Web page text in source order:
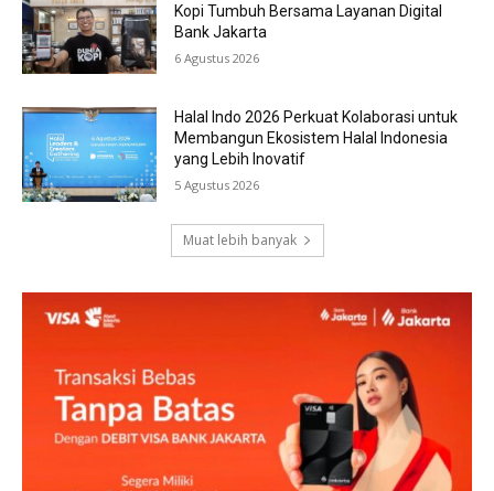
Kopi Tumbuh Bersama Layanan Digital
Bank Jakarta
6 Agustus 2026
Halal Indo 2026 Perkuat Kolaborasi untuk
Membangun Ekosistem Halal Indonesia
yang Lebih Inovatif
5 Agustus 2026
Muat lebih banyak